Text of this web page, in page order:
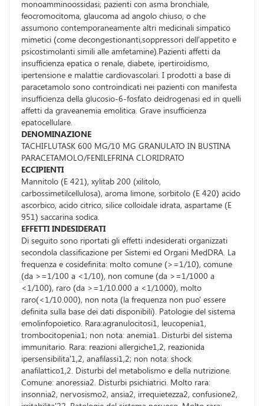
monoamminoossidasi; pazienti con asma bronchiale,
feocromocitoma, glaucoma ad angolo chiuso, o che
assumono contemporaneamente altri medicinali simpatico
mimetici (come decongestionanti,soppressori dell'appetito e
psicostimolanti simili alle amfetamine).Pazienti affetti da
insufficienza epatica o renale, diabete, ipertiroidismo,
ipertensione e malattie cardiovascolari. I prodotti a base di
paracetamolo sono controindicati nei pazienti con manifesta
insufficienza della glucosio-6-fosfato deidrogenasi ed in quelli
affetti da graveanemia emolitica. Grave insufficienza
epatocellulare.
DENOMINAZIONE
TACHIFLUTASK 600 MG/10 MG GRANULATO IN BUSTINA
PARACETAMOLO/FENILEFRINA CLORIDRATO
ECCIPIENTI
Mannitolo (E 421), xylitab 200 (xilitolo,
carbossimetilcellulosa), aroma limone, sorbitolo (E 420) acido
ascorbico, acido citrico, silice colloidale idrata, aspartame (E
951) saccarina sodica.
EFFETTI INDESIDERATI
Di seguito sono riportati gli effetti indesiderati organizzati
secondola classificazione per Sistemi ed Organi MedDRA. La
frequenza e cosidefinita: molto comune (>=1/10), comune
(da >=1/100 a <1/10), non comune (da >=1/1000 a
<1/100), raro (da >=1/10.000 a <1/1000), molto
raro(<1/10.000), non nota (la frequenza non puo' essere
definita sulla base dei dati disponibili). Patologie del sistema
emolinfopoietico. Rara:agranulocitosi1, leucopenia1,
trombocitopenia1; non nota: anemia1. Disturbi del sistema
immunitario. Rara: reazioni allergiche1,2, reazionida
ipersensibilita'1,2, anafilassi1,2; non nota: shock
anafilattico1,2. Disturbi del metabolismo e della nutrizione.
Comune: anoressia2. Disturbi psichiatrici. Molto rara:
insonnia2, nervosismo2, ansia2, irrequietezza2, confusione2,